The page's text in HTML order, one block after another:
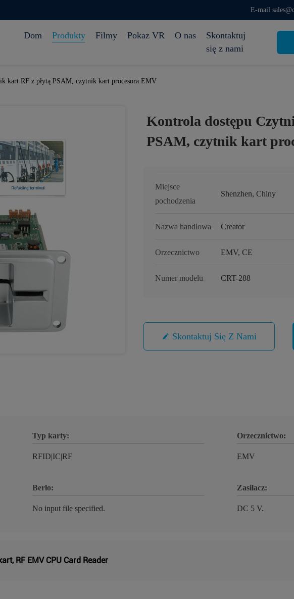
E-mail
Dom Produkty Filmy Pokaz VR O nas
Skontaktuj
się z nami
kart RF z płytą PSAM, czytnik kart procesora EMV
Kontrola dostępu
PSAM, czytnik kart
Miejsce
pochodzenia
Shenzhen, Chiny
Nazwa handlowa Creator
Orzecznictwo EMV, CE
Numer modelu CRT-288
Skontaktuj Się Z Nami
Typ karty:
RFID|IC|RF
Orzecznictwo:
EMV
Berło:
No input file specified.
Zasilacz:
DC 5 V.
, RF EMV CPU Card Reader